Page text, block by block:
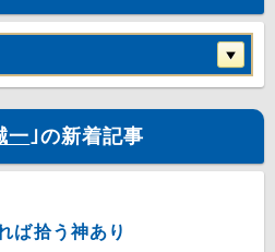
一｣の新着記事
ば拾う神あり